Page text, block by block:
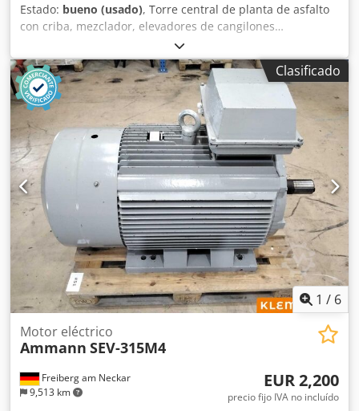
Estado: bueno (usado), Torre central de planta de asfalto
con criba, mezclador, elevadores de cangilones…
Capacidad: 160 toneladas/hora Djdpfoy Hf Duox Adteck
Clasificado
1 / 6
Freiberg am Neckar
9,513 km
Motor eléctrico
Ammann SEV-315M4
EUR 2,200
precio fijo IVA no incluído